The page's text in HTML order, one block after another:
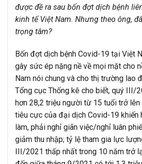
được đề ra sau bốn đợt dịch bệnh
kinh tế Việt Nam. Nhưng theo ông,
trọng tâm?
Bốn đợt dịch bệnh Covid-19 tại Việt
gây sức ép nặng nề về mọi mặt cho
Nam nói chung và cho thị trường lao
Tổng cục Thống kê cho biết, quý III/
hơn 28,2 triệu người từ 15 tuổi trở lên
tiêu cực của đại dịch Covid-19 khiến
làm, phải nghỉ giãn việc/nghỉ luân
giảm thu nhập; tỷ lệ tham gia lực
III/2021 thấp nhất trong 10 năm trở